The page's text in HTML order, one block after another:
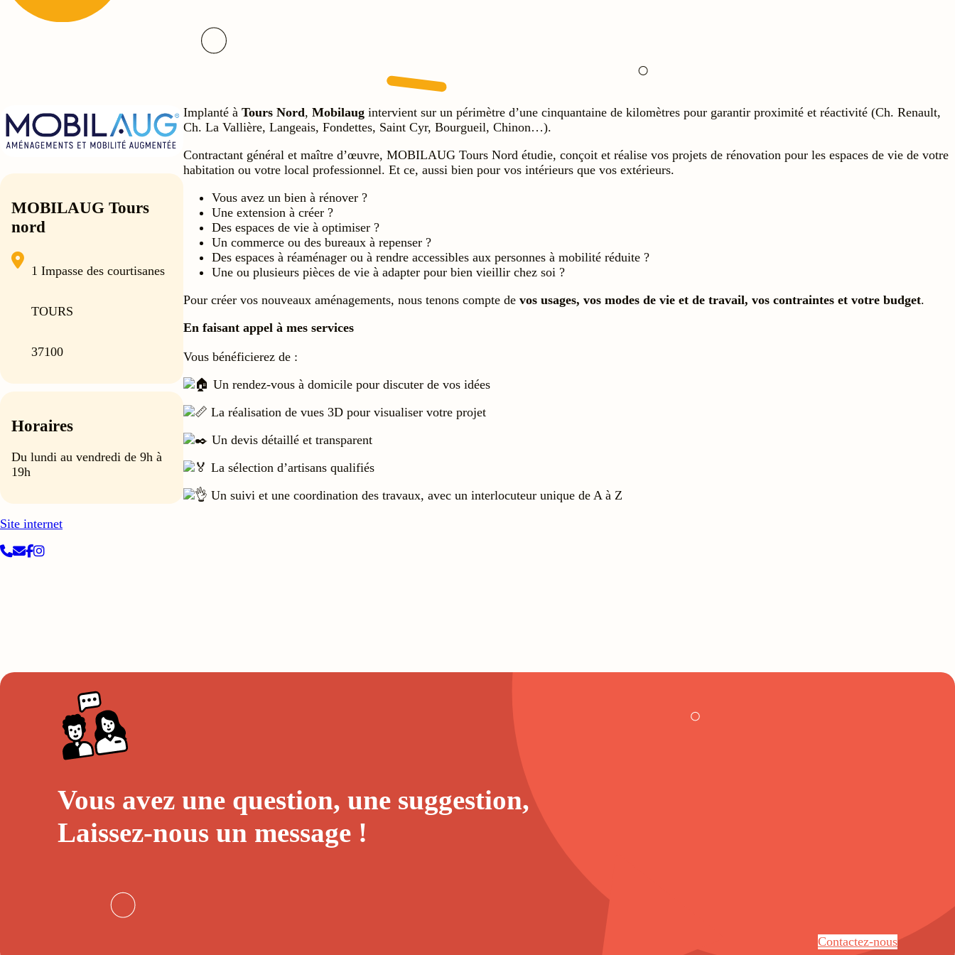
MOBILAUG Tours
nord
1 Impasse des courtisanes
TOURS
37100
Horaires
Du lundi au vendredi de 9h à
19h
Site internet
Implanté àTours Nord,Mobilaug intervient sur un périmètre d’une cinquantaine de kilomètres pour garantir proximité et réactivité (Ch. Renault,
Ch. La Vallière, Langeais, Fondettes, Saint Cyr, Bourgueil, Chinon…).
Contractant général et maître d’œuvre, MOBILAUG Tours Nord étudie, conçoit et réalise vos projets de rénovation pour les espaces de vie de votre
habitation ou votre local professionnel. Et ce, aussi bien pour vos intérieurs que vos extérieurs.
Vous avez un bien à rénover ?
Une extension à créer ?
Des espaces de vie à optimiser ?
Un commerce ou des bureaux à repenser ?
Des espaces à réaménager ou à rendre accessibles aux personnes à mobilité réduite ?
Une ou plusieurs pièces de vie à adapter pour bien vieillir chez soi ?
Pour créer vos nouveaux aménagements, nous tenons compte devos usages, vos modes de vie et de travail, vos contraintes et votre budget.
En faisant appel à mes services
Vous bénéficierez de :
Un rendez-vous à domicile pour discuter de vos idées
La réalisation de vues 3D pour visualiser votre projet
Un devis détaillé et transparent
La sélection d’artisans qualifiés
Un suivi et une coordination des travaux, avec un interlocuteur unique de A à Z
Vous avez une question, une suggestion,
Laissez-nous un message!
Contactez-nous